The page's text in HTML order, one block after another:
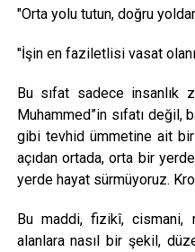
"Orta yolu tutun, doğru
"İşin en faziletlisi vasat
Bu sıfat sadece insanlık
Muhammed”in sıfatı değil,
gibi tevhid ümmetine ait bir
açıdan ortada, orta bir
yerde hayat sürmüyoruz.
Bu maddi, fizikî, cismani,
alanlara nasıl bir şekil,